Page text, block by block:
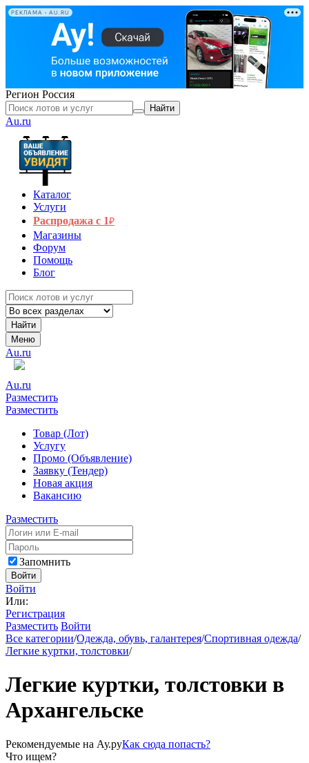
РЕКЛАМА • AU.RU
Регион Россия
Найти
Au.ru
Каталог
Услуги
Распродажа с 1₽
Магазины
Форум
Помощь
Блог
Найти
Меню
Au.ru
Au.ru
Разместить
Разместить
Товар (Лот)
Услугу
Промо (Объявление)
Заявку (Тендер)
Новая акция
Вакансию
Разместить
Запомнить
Войти
Войти
Или:
Регистрация
Разместить Войти
Все категории/Одежда, обувь, галантерея/Спортивная одежда/
Легкие куртки, толстовки/
Легкие куртки, толстовки в
Архангельске
Рекомендуемые на Ау.руКак сюда попасть?
Что ищем?